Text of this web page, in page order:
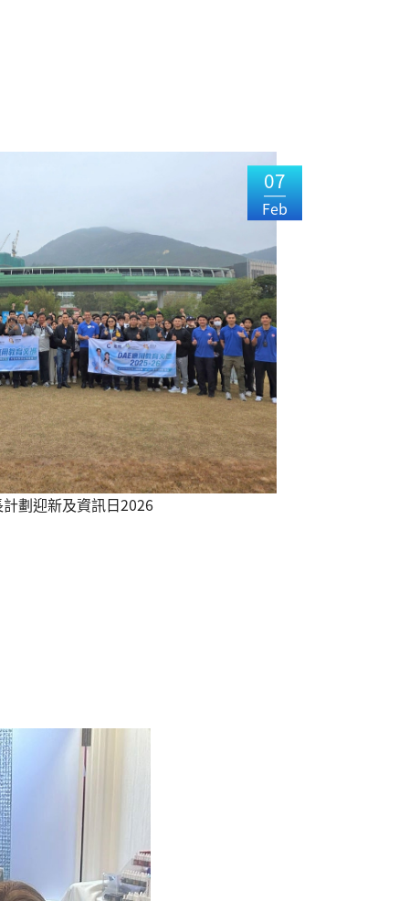
07
Feb
劃迎新及資訊日2026